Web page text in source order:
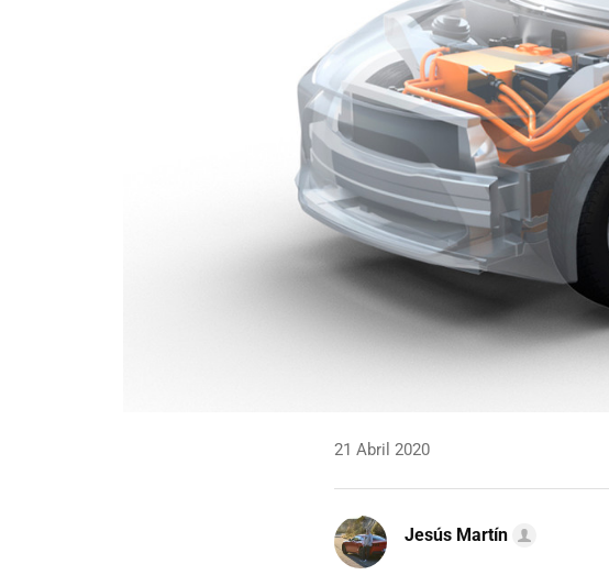
21 Abril 2020
Jesús Martín